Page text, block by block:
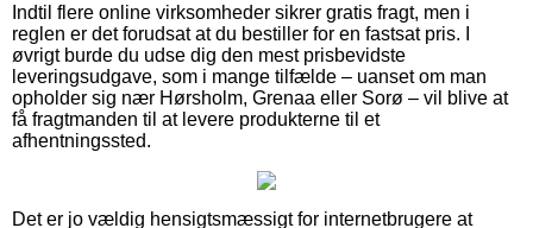
Indtil flere online virksomheder sikrer gratis fragt, men i
reglen er det forudsat at du bestiller for en fastsat pris. I
øvrigt burde du udse dig den mest prisbevidste
leveringsudgave, som i mange tilfælde – uanset om man
opholder sig nær Hørsholm, Grenaa eller Sorø – vil blive at
få fragtmanden til at levere produkterne til et
afhentningssted.
Det er jo vældig hensigtsmæssigt for internetbrugere at